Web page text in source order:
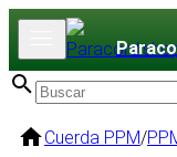
Cuerda PPM/